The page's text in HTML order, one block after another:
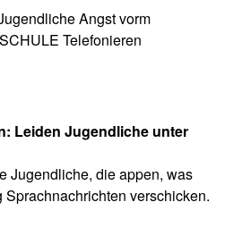
Jugendliche, die appen, was
verschicken.